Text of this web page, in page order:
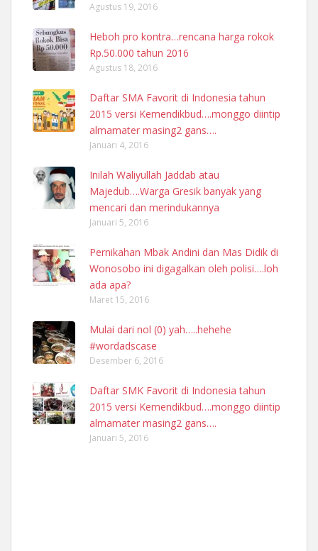
Agustus 19, 2016
Heboh pro kontra…rencana harga rokok
Rp.50.000 tahun 2016
Agustus 18, 2016
Daftar SMA Favorit di Indonesia tahun
2015 versi Kemendikbud….monggo diintip
almamater masing2 gans….
Januari 4, 2016
Inilah Waliyullah Jaddab atau
Majedub….Warga Gresik banyak yang
mencari dan merindukannya
Januari 5, 2016
Pernikahan Mbak Andini dan Mas Didik di
Wonosobo ini digagalkan oleh polisi….loh
ada apa?
Maret 15, 2016
Mulai dari nol (0) yah…..hehehe
#wordadscase
Desember 6, 2016
Daftar SMK Favorit di Indonesia tahun
2015 versi Kemendikbud….monggo diintip
almamater masing2 gans….
Januari 5, 2016